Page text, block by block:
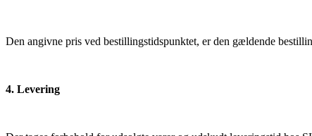
Den angivne pris ved bestillingstidspunktet, er den gældende
4. Levering